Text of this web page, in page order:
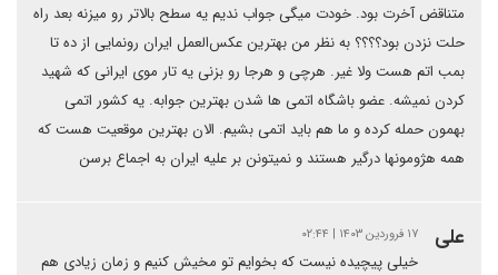
متناقض آخرت بود. خودت میگی جواب ندیم یه سطح بالاتر رو میزنه بعد راه
حلت نزدن بود؟؟؟؟ به نظر من بهترین عکس‌العمل ایران رونمایی از ده تا
بمب اتم هست ولا غیر. هرچی و هرجا رو بزنی یه تار موی ایرانی که شهید
کردن نمیشه. عضو باشگاه اتمی ها شدن بهترین جوابه. یه کشور اتمی
بهمون حمله کرده و ما هم باید اتمی بشیم. الان بهترین موقعیت هست که
همه هژومونها درگیر هستند و نمیتونن بر علیه ایران به اجماع برسن
علی ۱۷ فروردین ۱۴۰۳ | ۰۲:۴۴
خیلی پیچیده نیست که بخوایم تو مخیش کنیم و زمان زیادی هم